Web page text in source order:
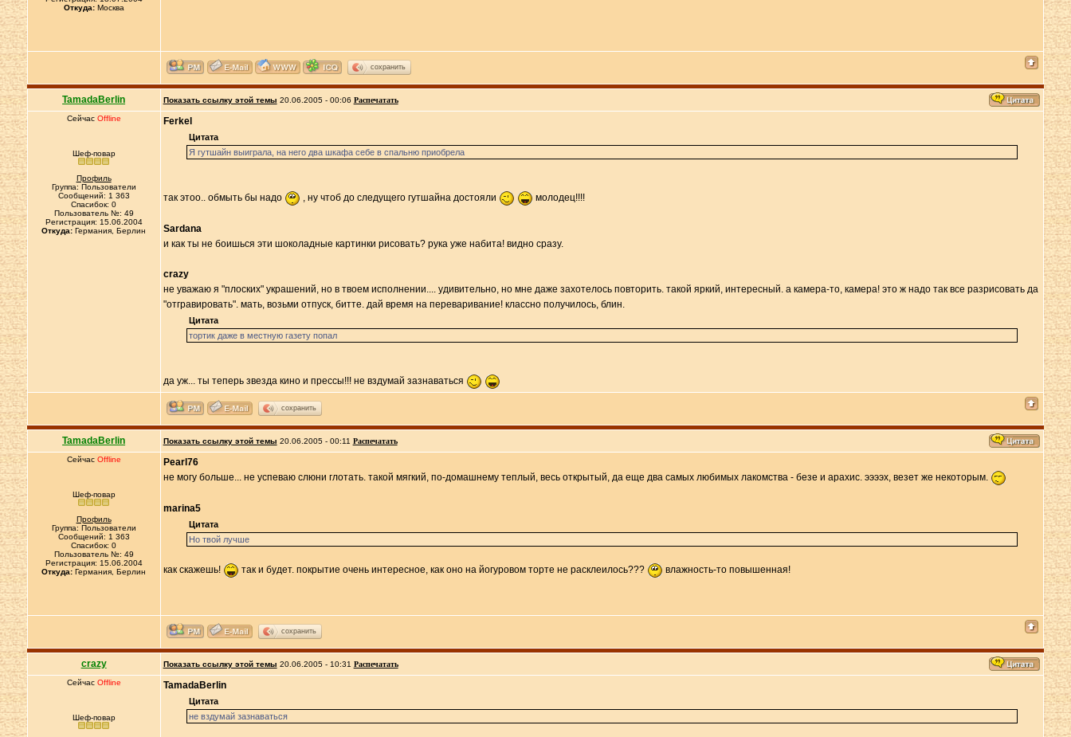
Откуда:Москва
сохранить
TamadaBerlin Показать ссылку этой темы 20.06.2005 - 00:06 Распечатать
Сейчас Offline
Шеф-повар
Профиль
Группа: Пользователи
Сообщений: 1 363
Спасибок: 0
Пользователь №: 49
Регистрация: 15.06.2004
Откуда: Германия, Берлин
Ferkel
Цитата
Я гутшайн выиграла, на него два шкафа себе в спальню приобрела
так этоо.. обмыть бы надо , ну чтоб до следущего гутшайна достояли молодец!!!!
Sardana
и как ты не боишься эти шоколадные картинки рисовать? рука уже набита! видно сразу.
crazy
не уважаю я "плоских" украшений, но в твоем исполнении.... удивительно, но мне даже захотелось повторить. такой яркий, интересный. а камера-то, камера! это ж надо так все разрисовать да
"отгравировать". мать, возьми отпуск, битте. дай время на переваривание! классно получилось, блин.
Цитата
тортик даже в местную газету попал
да уж... ты теперь звезда кино и прессы!!! не вздумай зазнаваться
сохранить
TamadaBerlin Показать ссылку этой темы 20.06.2005 - 00:11 Распечатать
Сейчас Offline
Шеф-повар
Профиль
Группа: Пользователи
Сообщений: 1 363
Спасибок: 0
Пользователь №: 49
Регистрация: 15.06.2004
Откуда: Германия, Берлин
Pearl76
не могу больше... не успеваю слюни глотать. такой мягкий, по-домашнему теплый, весь открытый, да еще два самых любимых лакомства - безе и арахис. ээээх, везет же некоторым.
marina5
Цитата
Но твой лучше
как скажешь! так и будет. покрытие очень интересное, как оно на йогуровом торте не расклеилось??? влажность-то повышенная!
сохранить
crazy Показать ссылку этой темы 20.06.2005 - 10:31 Распечатать
Сейчас Offline
Шеф-повар
TamadaBerlin
Цитата
не вздумай зазнаваться